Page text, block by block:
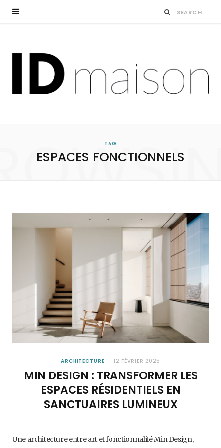
TAG
ESPACES FONCTIONNELS
ARCHITECTURE 12 FÉVRIER 2025
MIN DESIGN : TRANSFORMER LES
ESPACES RÉSIDENTIELS EN
SANCTUAIRES LUMINEUX
Une architecture entre art et fonctionnalité Min Design,